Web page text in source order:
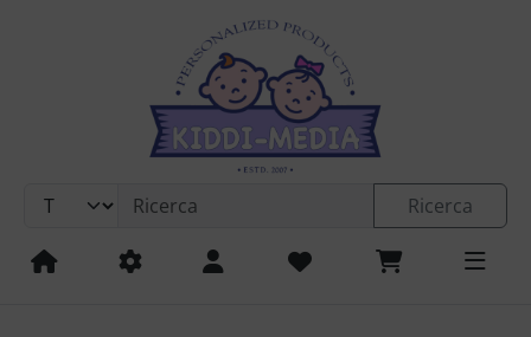
Vai al contenuto
Vai al pulsante di accesso
Vai al pulsante per le impostazioni
Vai alle informazioni generali
Ricerca